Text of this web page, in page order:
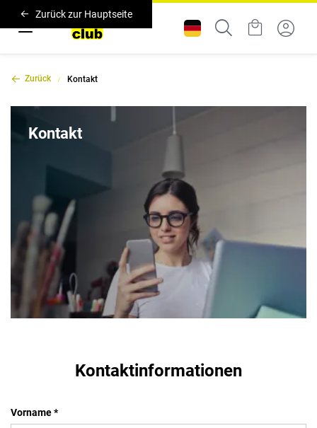
Zurück zur Hauptseite
Zurück Kontakt
Kontakt
Kontaktinformationen
Vorname *